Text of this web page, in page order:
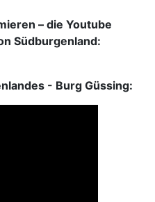
– die Youtube
Südburgenland:
- Burg Güssing: